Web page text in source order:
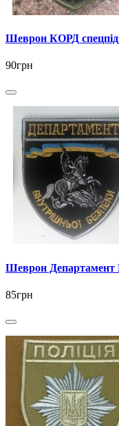
Шеврон КОРД
90грн
Шеврон Департамент
85грн